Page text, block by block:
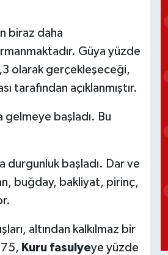
biraz daha
Güya yüzde
olarak gerçekleşeceği,
tarafından açıklanmıştır.
gelmeye başladı. Bu
başladı. Dar ve
buğday, bakliyat, pirinç,
altından kalkılmaz bir
Kuru fasulyeye yüzde